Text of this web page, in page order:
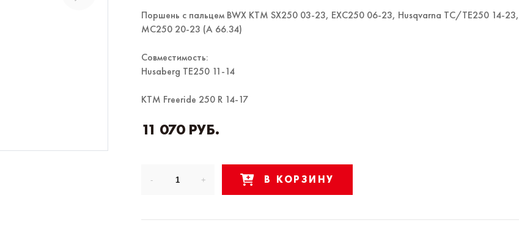
Поршень с пальцем BWX KTM SX250 03-23, EXC250 06-23, Husqvarna TC/TE250 14-23,
MC250 20-23 (A 66.34)
Совместимость:
Husaberg TE250 11-14
KTM Freeride 250 R 14-17
11 070 РУБ.
В КОРЗИНУ